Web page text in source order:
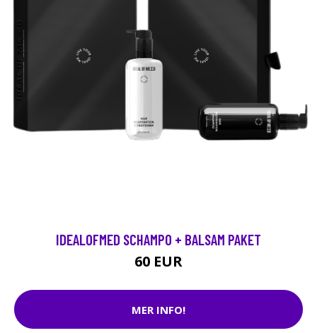
IDEALOFMED SCHAMPO + BALSAM PAKET
60 EUR
MER INFO!